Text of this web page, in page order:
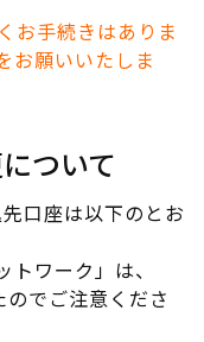
お手続きはありま
お願いいたしま
ついて
口座は以下のとお
ワーク」は、
のでご注意くださ